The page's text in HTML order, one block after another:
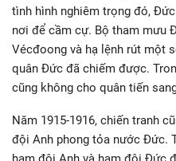
tình hình nghiêm trọng đó,
nơi để cầm cự. Bộ tham mưu
Vécđoong và hạ lệnh rút một
quân Đức đã chiếm được.
cũng không cho quân tiến
Năm 1915-1916, chiến tranh
đội Anh phong tỏa nước Đức.